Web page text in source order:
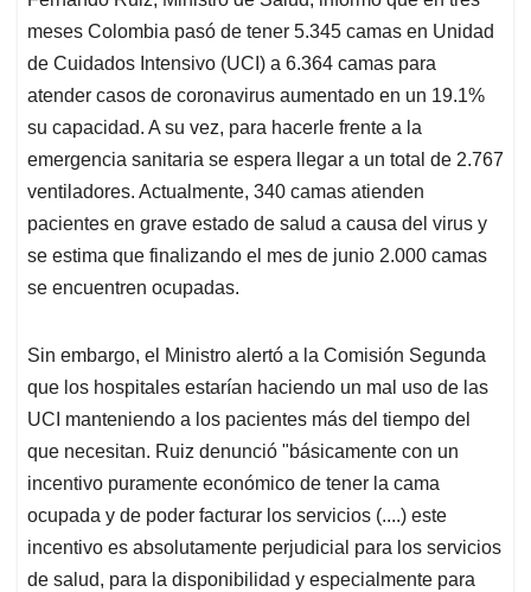
s
A
p
p
b
o
o
k
e
d
I
n
l
a
d
s
meses Colombia pasó de tener 5.345 camas en Unidad
de Cuidados Intensivo (UCI) a 6.364 camas para
atender casos de coronavirus aumentado en un 19.1%
su capacidad. A su vez, para hacerle frente a la
emergencia sanitaria se espera llegar a un total de 2.767
ventiladores. Actualmente, 340 camas atienden
pacientes en grave estado de salud a causa del virus y
se estima que finalizando el mes de junio 2.000 camas
se encuentren ocupadas.
Sin embargo, el Ministro alertó a la Comisión Segunda
que los hospitales estarían haciendo un mal uso de las
UCI manteniendo a los pacientes más del tiempo del
que necesitan. Ruiz denunció "básicamente con un
incentivo puramente económico de tener la cama
ocupada y de poder facturar los servicios (....) este
incentivo es absolutamente perjudicial para los servicios
de salud, para la disponibilidad y especialmente para